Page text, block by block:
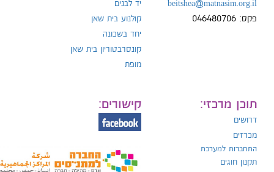
beitshea@matnasim.org.il
פקס: 046480706
יד לבנים
קולנוע בית שאן
יחד בשכונה
קונסרבטוריון בית שאן
מופת
תוכן מרכזי:
דרושים
מכרזים
התחברות למערכת
תקנון חוגים
קישורים: